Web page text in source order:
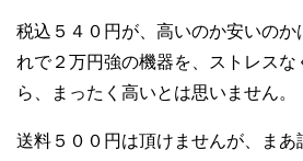
税込５４０円が、高いのか安いのか
れで２万円強の機器を、ストレスな
ら、まったく高いとは思いません。
送料５００円は頂けませんが、まあ